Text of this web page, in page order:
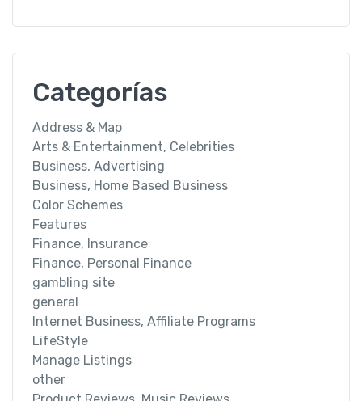
Categorías
Address & Map
Arts & Entertainment, Celebrities
Business, Advertising
Business, Home Based Business
Color Schemes
Features
Finance, Insurance
Finance, Personal Finance
gambling site
general
Internet Business, Affiliate Programs
LifeStyle
Manage Listings
other